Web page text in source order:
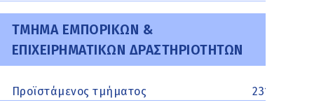
ΤΜΗΜΑ ΕΜΠΟΡΙΚΩΝ &
ΕΠΙΧΕΙΡΗΜΑΤΙΚΩΝ ΔΡΑΣΤΗΡΙΟΤΗΤΩΝ
Προϊστάμενος τμήματος
2313329541